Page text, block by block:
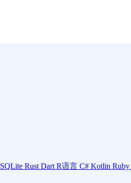
SQLite Rust Dart R语言 C# Kotlin Ruby